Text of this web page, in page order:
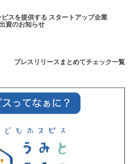
スを提供する スタートアップ企業
資のお知らせ
プレスリリースまとめてチェック一覧